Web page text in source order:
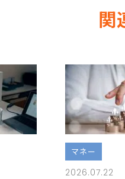
関
マネー
2026.07.22